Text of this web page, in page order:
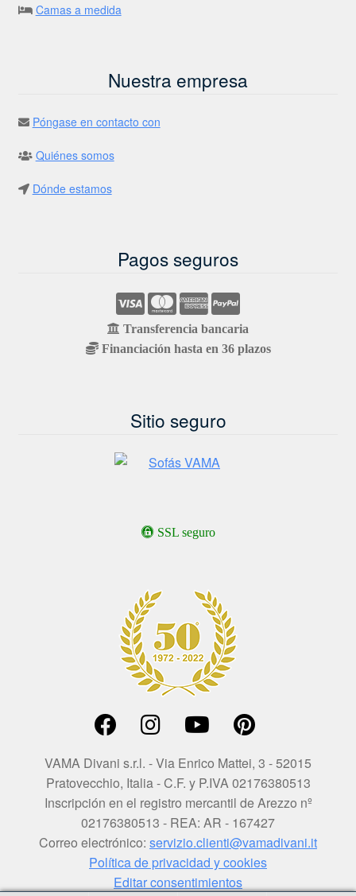
Camas a medida
Nuestra empresa
Póngase en contacto con
Quiénes somos
Dónde estamos
Pagos seguros
Transferencia bancaria
Financiación hasta en 36 plazos
Sitio seguro
SSL seguro
VAMA Divani s.r.l. - Via Enrico Mattei, 3 - 52015
Pratovecchio, Italia - C.F. y P.IVA 02176380513
Inscripción en el registro mercantil de Arezzo nº
02176380513 - REA: AR - 167427
Correo electrónico: servizio.clienti@vamadivani.it
Política de privacidad y cookies
Editar consentimientos